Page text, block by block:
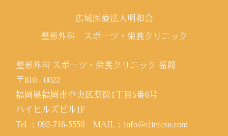
広域医療法人明和会
整形外科 スポーツ・栄養クリニック
整形外科 スポーツ・栄養クリニック 福岡
〒810 - 0022
福岡県福岡市中央区薬院1丁目5番6号
ハイヒルズビル1F
Tel ：092-716-5550 MAIL：info@clinicsn.com